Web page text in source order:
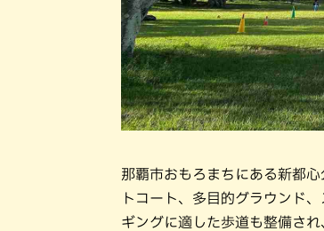
那覇市おもろまちにある新都
トコート、多目的グラウンド
ギングに適した歩道も整備さ